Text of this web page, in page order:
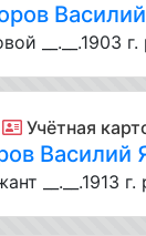
__.__.1903
Учётная
Василий
__.__.1913